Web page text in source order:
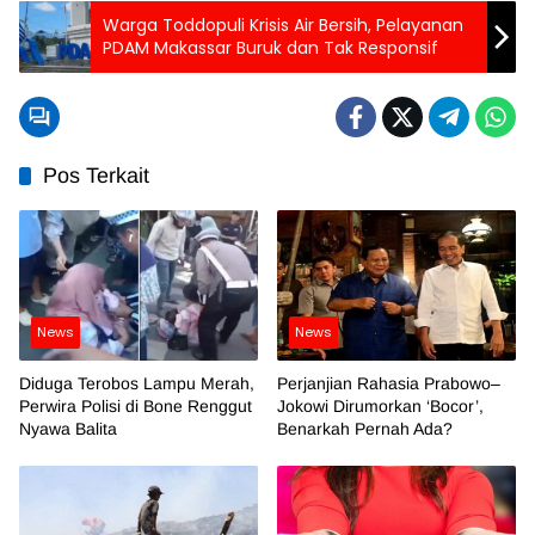
Warga Toddopuli Krisis Air Bersih, Pelayanan
PDAM Makassar Buruk dan Tak Responsif
Pos Terkait
News
Diduga Terobos Lampu Merah,
Perwira Polisi di Bone Renggut
Nyawa Balita
News
Perjanjian Rahasia Prabowo–
Jokowi Dirumorkan ‘Bocor’,
Benarkah Pernah Ada?